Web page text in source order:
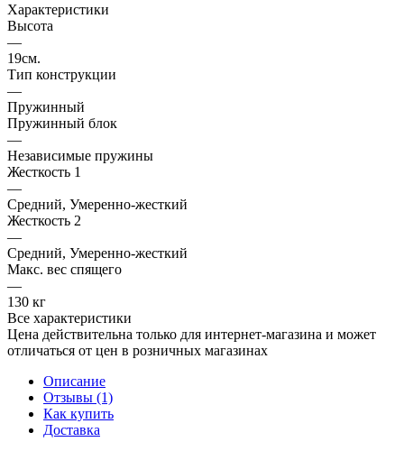
Характеристики
Высота
—
19см.
Тип конструкции
—
Пружинный
Пружинный блок
—
Независимые пружины
Жесткость 1
—
Средний, Умеренно-жесткий
Жесткость 2
—
Средний, Умеренно-жесткий
Макс. вес спящего
—
130 кг
Все характеристики
Цена действительна только для интернет-магазина и может
отличаться от цен в розничных магазинах
Описание
Отзывы (1)
Как купить
Доставка